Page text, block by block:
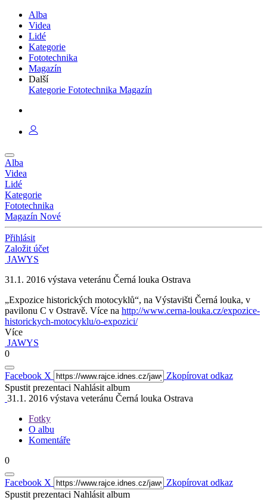
Alba
Videa
Lidé
Kategorie
Fototechnika
Magazín
Další
Kategorie Fototechnika Magazín
Alba
Videa
Lidé
Kategorie
Fototechnika
Magazín Nové
Přihlásit
Založit účet
JAWYS
31.1. 2016 výstava veteránu Černá louka Ostrava
„Expozice historických motocyklů“, na Výstavišti Černá louka, v
pavilonu C v Ostravě. Více na http://www.cerna-louka.cz/expozice-
historickych-motocyklu/o-expozici/
Více
JAWYS
0
Facebook X
Zkopírovat odkaz
Spustit prezentaci Nahlásit album
31.1. 2016 výstava veteránu Černá louka Ostrava
Fotky
O albu
Komentáře
0
Facebook X
Zkopírovat odkaz
Spustit prezentaci Nahlásit album